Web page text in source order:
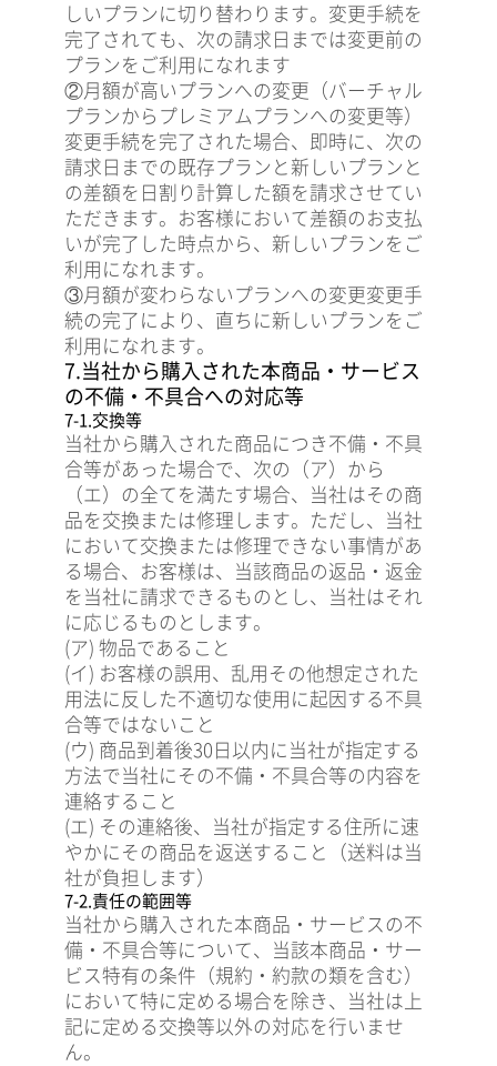
しいプランに切り替わります。変更手続を
完了されても、次の請求日までは変更前の
プランをご利用になれます
②月額が高いプランへの変更（バーチャル
プランからプレミアムプランへの変更等）
変更手続を完了された場合、即時に、次の
請求日までの既存プランと新しいプランと
の差額を日割り計算した額を請求させてい
ただきます。お客様において差額のお支払
いが完了した時点から、新しいプランをご
利用になれます。
③月額が変わらないプランへの変更変更手
続の完了により、直ちに新しいプランをご
利用になれます。
7.当社から購入された本商品・サービス
の不備・不具合への対応等
7-1.交換等
当社から購入された商品につき不備・不具
合等があった場合で、次の（ア）から
（エ）の全てを満たす場合、当社はその商
品を交換または修理します。ただし、当社
において交換または修理できない事情があ
る場合、お客様は、当該商品の返品・返金
を当社に請求できるものとし、当社はそれ
に応じるものとします。
(ア) 物品であること
(イ) お客様の誤用、乱用その他想定された
用法に反した不適切な使用に起因する不具
合等ではないこと
(ウ) 商品到着後30日以内に当社が指定する
方法で当社にその不備・不具合等の内容を
連絡すること
(エ) その連絡後、当社が指定する住所に速
やかにその商品を返送すること（送料は当
社が負担します）
7-2.責任の範囲等
当社から購入された本商品・サービスの不
備・不具合等について、当該本商品・サー
ビス特有の条件（規約・約款の類を含む）
において特に定める場合を除き、当社は上
記に定める交換等以外の対応を行いませ
ん。